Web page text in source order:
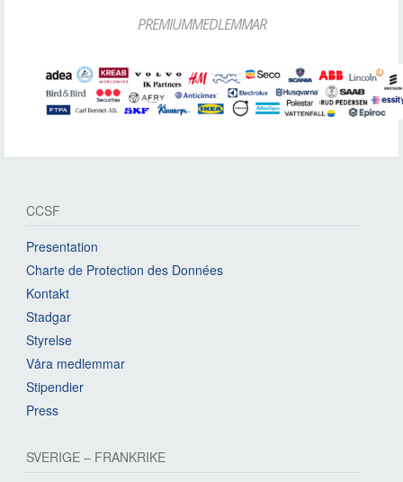
PREMIUMMEDLEMMAR
CCSF
Presentation
Charte de Protection des Données
Kontakt
Stadgar
Styrelse
Våra medlemmar
Stipendier
Press
SVERIGE – FRANKRIKE